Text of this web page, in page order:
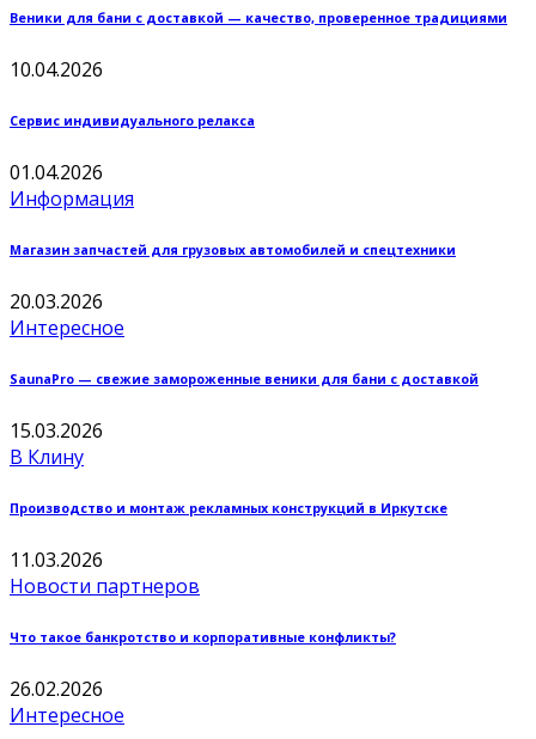
Веники для бани с доставкой — качество, проверенное традициями
10.04.2026
Сервис индивидуального релакса
01.04.2026
Информация
Магазин запчастей для грузовых автомобилей и спецтехники
20.03.2026
Интересное
SaunaPro — свежие замороженные веники для бани с доставкой
15.03.2026
В Клину
Производство и монтаж рекламных конструкций в Иркутске
11.03.2026
Новости партнеров
Что такое банкротство и корпоративные конфликты?
26.02.2026
Интересное